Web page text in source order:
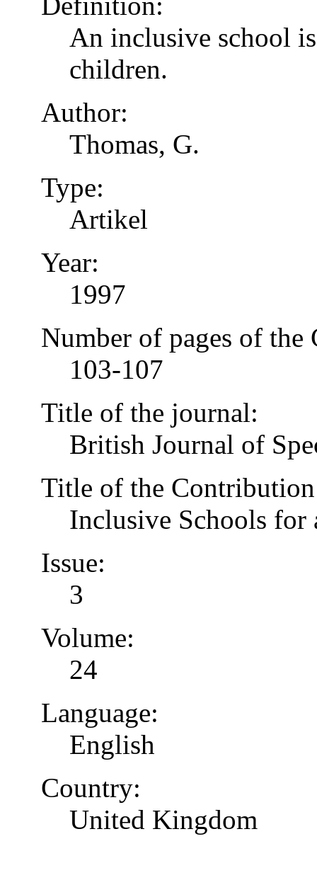
An inclusive school
children.
Author:
Thomas, G.
Type:
Artikel
Year:
1997
Number of pages of
103-107
Title of the journal:
British Journal of
Title of the
Inclusive Schools for
Issue:
3
Volume:
24
Language:
English
Country:
United Kingdom